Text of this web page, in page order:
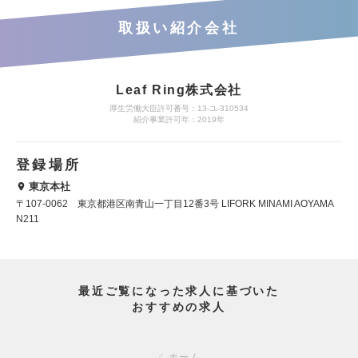
取扱い紹介会社
Leaf Ring株式会社
厚生労働大臣許可番号：13-ユ-310534
紹介事業許可年：2019年
登録場所
東京本社
〒107-0062 東京都港区南青山一丁目12番3号 LIFORK MINAMI AOYAMA
N211
最近ご覧になった求人に基づいた
おすすめの求人